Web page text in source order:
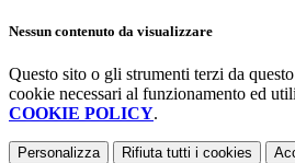
Nessun contenuto da visualizzare
Questo sito o gli strumenti terzi da
cookie necessari al funzionamento ed
COOKIE POLICY.
Personalizza Rifiuta tutti i cookies